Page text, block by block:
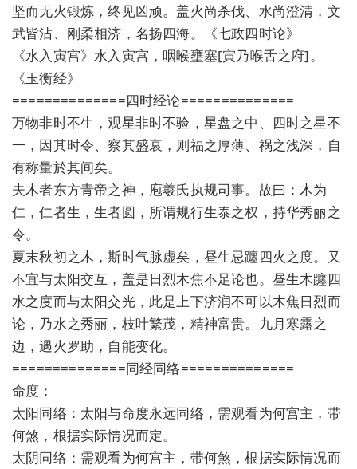
坚而无火锻炼，终见凶顽。盖火尚杀伐、水尚澄清，文
武皆沾、刚柔相济，名扬四海。《七政四时论》
《水入寅宫》水入寅宫，咽喉壅塞[寅乃喉舌之府]。
《玉衡经》
==============四时经论==============
万物非时不生，观星非时不验，星盘之中、四时之星不
一，因其时令、察其盛衰，则福之厚薄、祸之浅深，自
有称量於其间矣。
夫木者东方青帝之神，庖羲氏执规司事。故曰：木为
仁，仁者生，生者圆，所谓规行生泰之权，持华秀丽之
令。
夏末秋初之木，斯时气脉虚矣，昼生忌躔四火之度。又
不宜与太阳交互，盖是日烈木焦不足论也。昼生木躔四
水之度而与太阳交光，此是上下济润不可以木焦日烈而
论，乃水之秀丽，枝叶繁茂，精神富贵。九月寒露之
边，遇火罗助，自能变化。
==============同经同络==============
命度：
太阳同络：太阳与命度永远同络，需观看为何宫主，带
何煞，根据实际情况而定。
太阴同络：需观看为何宫主，带何煞，根据实际情况而